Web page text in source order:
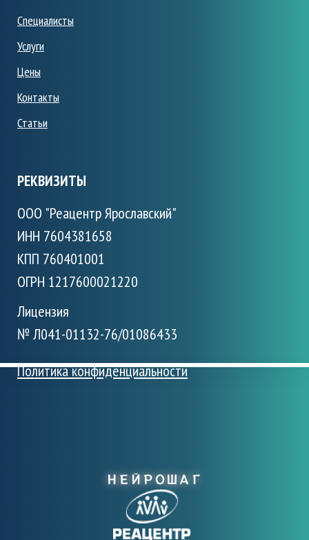
Специалисты
Услуги
Цены
Контакты
Статьи
РЕКВИЗИТЫ
ООО "Реацентр Ярославский"
ИНН 7604381658
КПП 760401001
ОГРН 1217600021220
Лицензия
№ Л041-01132-76/01086433
Политика конфиденциальности